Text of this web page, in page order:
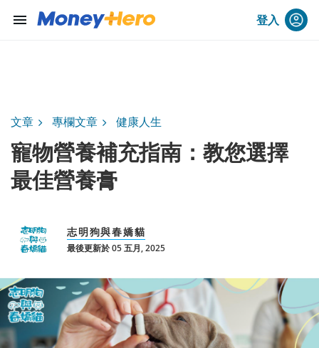
menu 登入
文章 專欄文章 健康人生
​寵物營養補充指南：教您選擇
最佳營養膏
志明狗與春嬌貓
最後更新於 05 五月, 2025